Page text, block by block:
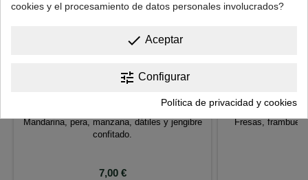
Mandarina, pera, manzana, dátiles y jengibre
confitado.
Precio
7,00 €
FRUTAS DEL
Fresas,
cookies y el procesamiento de datos personales involucrados?
done Aceptar
tune Configurar
Política de privacidad y cookies